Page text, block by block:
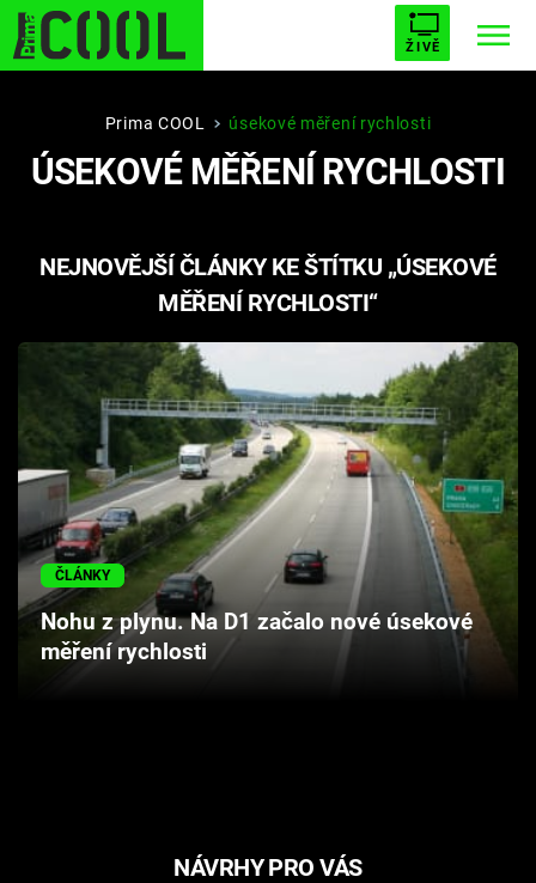
ŽIVĚ
STARHOUSE BUFFY, PŘEMOŽITELKA UPÍRŮ
ESCAPE PLNEJ KOTEL AVENGERS 5
Filmy
Seriály
Hry
Cool Esport
Pořady
TV Program
Prima COOL úsekové měření rychlosti
ÚSEKOVÉ MĚŘENÍ RYCHLOSTI
NEJNOVĚJŠÍ ČLÁNKY KE ŠTÍTKU „ÚSEKOVÉ
MĚŘENÍ RYCHLOSTI“
ČLÁNKY
Nohu z plynu. Na D1 začalo nové úsekové
měření rychlosti
NÁVRHY PRO VÁS